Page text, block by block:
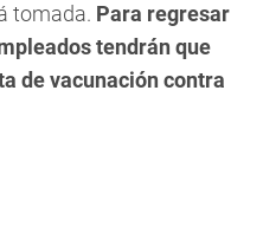
tomada. Para regresar
tendrán que
de vacunación contra